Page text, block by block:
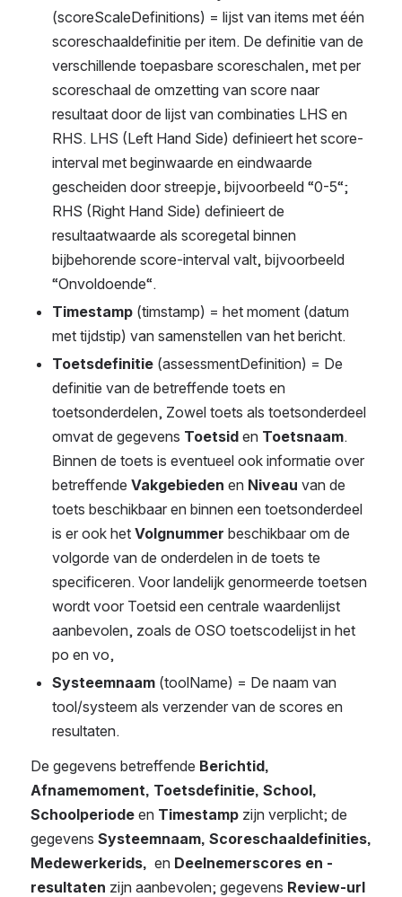
(scoreScaleDefinitions) = lijst van items met één
scoreschaaldefinitie per item. De definitie van de
verschillende toepasbare scoreschalen, met per
scoreschaal de omzetting van score naar
resultaat door de lijst van combinaties LHS en
RHS. LHS (Left Hand Side) definieert het score-
interval met beginwaarde en eindwaarde
gescheiden door streepje, bijvoorbeeld “0-5“;
RHS (Right Hand Side) definieert de
resultaatwaarde als scoregetal binnen
bijbehorende score-interval valt, bijvoorbeeld
“Onvoldoende“.
Timestamp (timstamp) = het moment (datum
met tijdstip) van samenstellen van het bericht.
Toetsdefinitie (assessmentDefinition) = De
definitie van de betreffende toets en
toetsonderdelen, Zowel toets als toetsonderdeel
omvat de gegevens Toetsid en Toetsnaam.
Binnen de toets is eventueel ook informatie over
betreffende Vakgebieden en Niveau van de
toets beschikbaar en binnen een toetsonderdeel
is er ook het Volgnummer beschikbaar om de
volgorde van de onderdelen in de toets te
specificeren. Voor landelijk genormeerde toetsen
wordt voor Toetsid een centrale waardenlijst
aanbevolen, zoals de OSO toetscodelijst in het
po en vo,
Systeemnaam (toolName) = De naam van
tool/systeem als verzender van de scores en
resultaten.
De gegevens betreffende Berichtid,
Afnamemoment, Toetsdefinitie, School,
Schoolperiode en Timestamp zijn verplicht; de
gegevens Systeemnaam, Scoreschaaldefinities,
Medewerkerids, en Deelnemerscores en -
resultaten zijn aanbevolen; gegevens